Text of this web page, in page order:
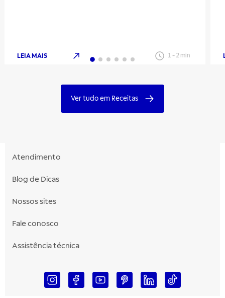
LEIA MAIS 1- 2 min
Ver tudo em Receitas
Atendimento
Blog de Dicas
Nossos sites
Fale conosco
Assistência técnica